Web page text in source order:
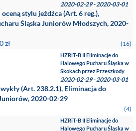
2020-02-29 - 2020-03-01
stylu jeźdźca (Art. 6 reg.),
Śląska Juniorów Młodszych, 2020-
(16)
zł
HZRiT-B II Eliminacje do
Halowego Pucharu Śląska w
Skokach przez Przeszkody
2020-02-29 - 2020-03-01
(Art. 238.2.1), Eliminacja do
2020-02-29
(4)
HZRiT-B II Eliminacje do
Halowego Pucharu Śląska w